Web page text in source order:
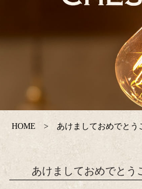
HOME あけましておめでと
あけましておめでとう